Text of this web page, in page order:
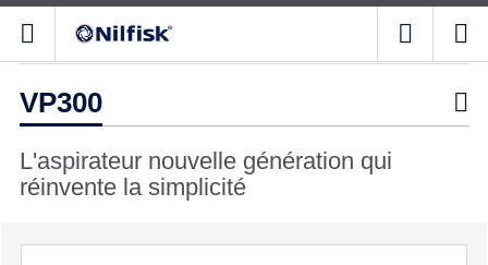
VP300 
L'aspirateur nouvelle génération qui
réinvente la simplicité